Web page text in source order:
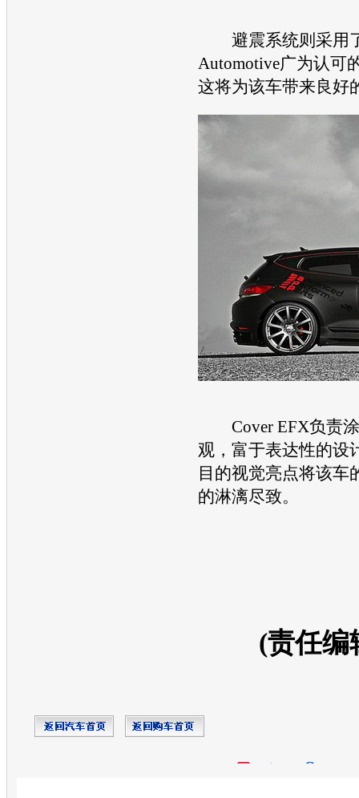
避震系统则采用
Automotive广为认可
这将为该车带来良好
Cover EFX负责涂
观，富于表达性的设
目的视觉亮点将该车
的淋漓尽致。
(责任编